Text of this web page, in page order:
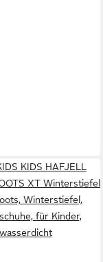
KIDS HAFJELL
XT Winterstiefel
Winterstiefel,
für Kinder,
wasserdicht